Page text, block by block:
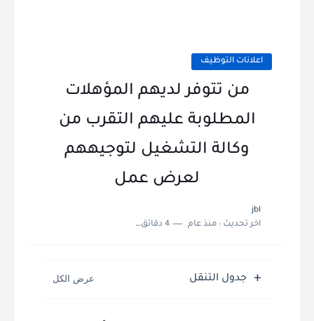
اعلانات التوظيف
من تتوفر لديهم المؤهلات
المطلوبة عليهم التقرب من
وكالة التشغيل لتوجيههم
لعرض عمل
jbl
اخر تحديث :منذ عام 4 دقائق للقراءة
جدول التنقل